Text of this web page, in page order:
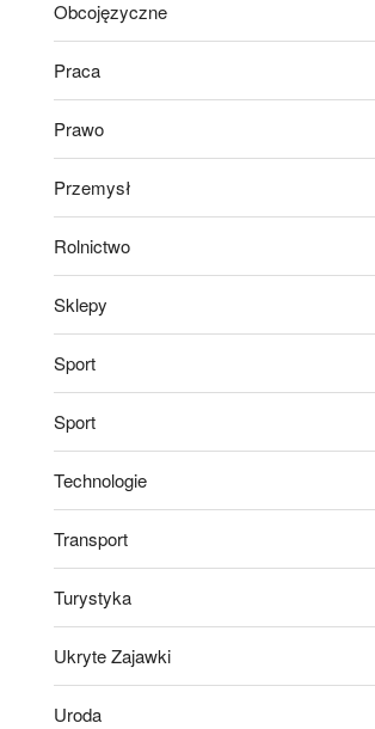
Obcojęzyczne
Praca
Prawo
Przemysł
Rolnictwo
Sklepy
Sport
Sport
Technologie
Transport
Turystyka
Ukryte Zajawki
Uroda